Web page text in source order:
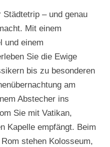
– und genau
Mit einem
und einem
Sie die Ewige
bis zu besonderen
am
Abstecher ins
Sie mit Vatikan,
Kapelle empfängt. Beim
stehen Kolosseum,